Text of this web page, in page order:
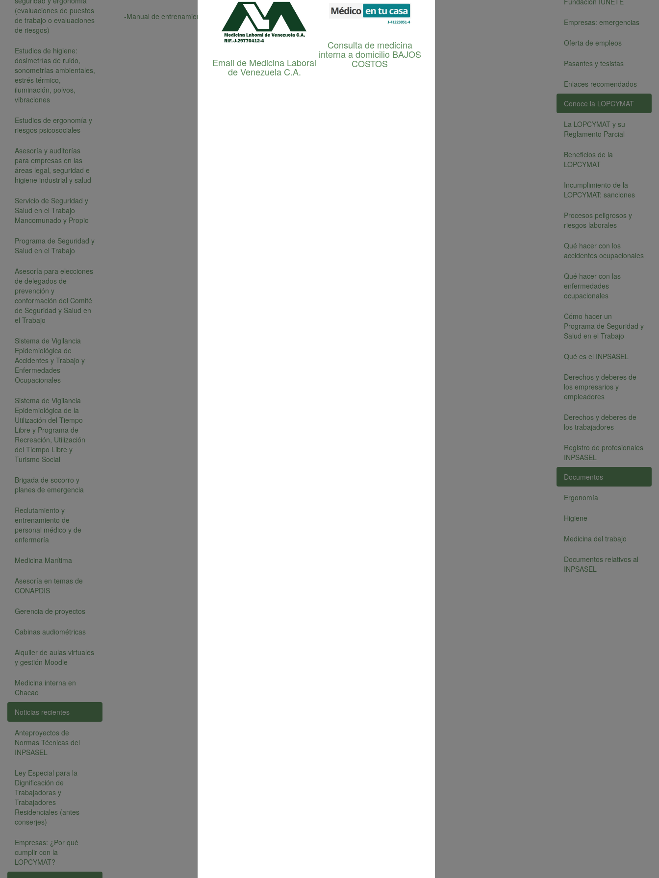
(evaluaciones de puestos
de trabajo o evaluaciones
de riesgos)
Estudios de higiene:
dosimetrías de ruido,
sonometrías ambientales,
estrés térmico,
iluminación, polvos,
vibraciones
Estudios de ergonomía y
riesgos psicosociales
Asesoría y auditorías
para empresas en las
áreas legal, seguridad e
higiene industrial y salud
Servicio de Seguridad y
Salud en el Trabajo
Mancomunado y Propio
Programa de Seguridad y
Salud en el Trabajo
Asesoría para elecciones
de delegados de
prevención y
conformación del Comité
de Seguridad y Salud en
el Trabajo
Sistema de Vigilancia
Epidemiológica de
Accidentes y Trabajo y
Enfermedades
Ocupacionales
Sistema de Vigilancia
Epidemiológica de la
Utilización del Tiempo
Libre y Programa de
Recreación, Utilización
del Tiempo Libre y
Turismo Social
Brigada de socorro y
planes de emergencia
Reclutamiento y
entrenamiento de
personal médico y de
enfermería
Medicina Marítima
Asesoría en temas de
CONAPDIS
Gerencia de proyectos
Cabinas audiométricas
Alquiler de aulas virtuales
y gestión Moodle
Medicina interna en
Chacao
Noticias recientes
Anteproyectos de
Normas Técnicas del
INPSASEL
Ley Especial para la
Dignificación de
Trabajadoras y
Trabajadores
Residenciales (antes
conserjes)
Empresas: ¿Por qué
cumplir con la
LOPCYMAT?
-Manual de entrenamiento en espirometría ALAT 2005
Empresas: emergencias
Oferta de empleos
Pasantes y tesistas
Enlaces recomendados
Conoce la LOPCYMAT
La LOPCYMAT y su
Reglamento Parcial
Beneficios de la
LOPCYMAT
Incumplimiento de la
LOPCYMAT: sanciones
Procesos peligrosos y
riesgos laborales
Qué hacer con los
accidentes ocupacionales
Qué hacer con las
enfermedades
ocupacionales
Cómo hacer un
Programa de Seguridad y
Salud en el Trabajo
Qué es el INPSASEL
Derechos y deberes de
los empresarios y
empleadores
Derechos y deberes de
los trabajadores
Registro de profesionales
INPSASEL
Documentos
Ergonomía
Higiene
Medicina del trabajo
Documentos relativos al
INPSASEL
Email de Medicina Laboral
de Venezuela C.A.
Consulta de medicina
interna a domicilio BAJOS
COSTOS